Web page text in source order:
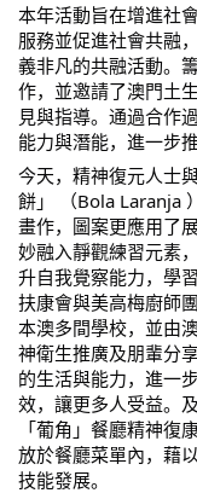
本年活動旨在增進社
服務並促進社會共融
義非凡的共融活動。
作，並邀請了澳門土
見與指導。通過合作
能力與潛能，進一步
今天，精神復元人士
餅」 （Bola Laranja
畫作，圖案更應用了
妙融入靜觀練習元素
升自我覺察能力，學
扶康會與美高梅廚師
本澳多間學校，並由
神衛生推廣及朋輩分
的生活與能力，進一
效，讓更多人受益。
「葡角」餐廳精神復
放於餐廳菜單內，藉
技能發展。